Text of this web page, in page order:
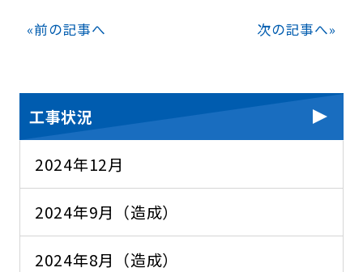
«前の記事へ 次の記事へ»
工事状況
2024年12月
2024年9月（造成）
2024年8月（造成）